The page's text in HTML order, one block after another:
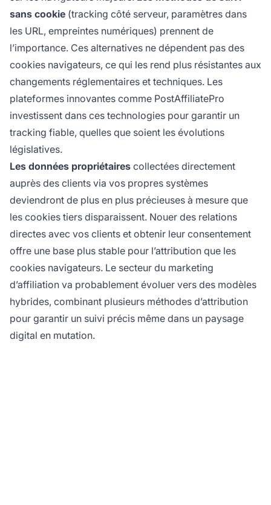
sans cookie (tracking côté serveur, paramètres dans
les URL, empreintes numériques) prennent de
l’importance. Ces alternatives ne dépendent pas des
cookies navigateurs, ce qui les rend plus résistantes aux
changements réglementaires et techniques. Les
plateformes innovantes comme PostAffiliatePro
investissent dans ces technologies pour garantir un
tracking fiable, quelles que soient les évolutions
législatives.
Les données propriétaires collectées directement
auprès des clients via vos propres systèmes
deviendront de plus en plus précieuses à mesure que
les cookies tiers disparaissent. Nouer des relations
directes avec vos clients et obtenir leur consentement
offre une base plus stable pour l’attribution que les
cookies navigateurs. Le secteur du marketing
d’affiliation va probablement évoluer vers des modèles
hybrides, combinant plusieurs méthodes d’attribution
pour garantir un suivi précis même dans un paysage
digital en mutation.